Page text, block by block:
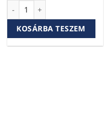
Rockwool Steprock ND
KOSÁRBA TESZEM